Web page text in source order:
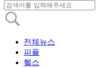
전체뉴스
피플
헬스